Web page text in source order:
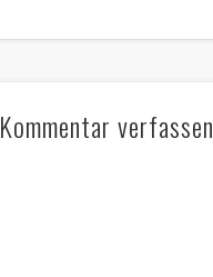
Kommentar verfassen